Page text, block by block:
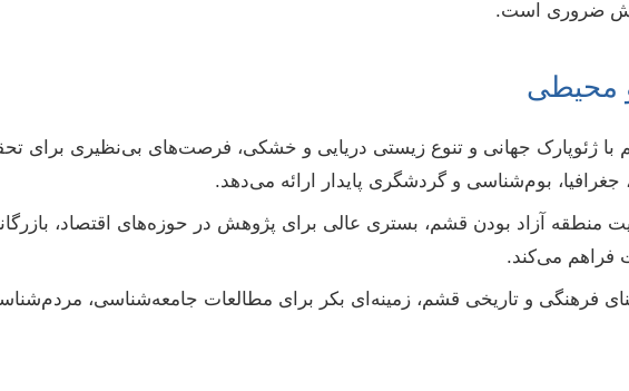
ضروری است.
و محیطی
با ژئوپارک جهانی و تنوع زیستی دریایی و خشکی، فرصت‌های بی‌نظیری برای
بوم‌شناسی و گردشگری پایدار ارائه می‌دهد.
منطقه آزاد بودن قشم، بستری عالی برای پژوهش در حوزه‌های اقتصاد،
فراهم می‌کند.
فرهنگی و تاریخی قشم، زمینه‌ای بکر برای مطالعات جامعه‌شناسی،